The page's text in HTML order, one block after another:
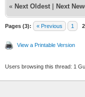
« Next Oldest Next
Pages (3): « Previous 1 2
View a Printable Version
Users browsing this thread: 1